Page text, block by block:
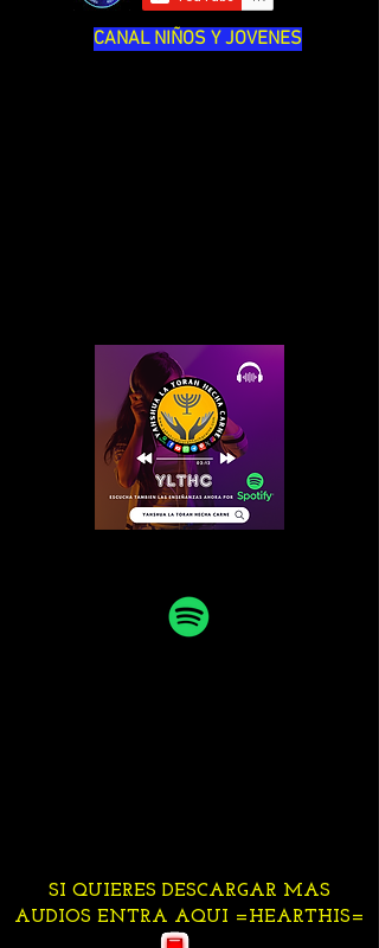
CANAL NIÑOS Y JOVENES
SI QUIERES DESCARGAR MAS
AUDIOS ENTRA AQUI =HEARTHIS=